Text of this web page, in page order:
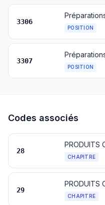
3306
POSITION
3307
POSITION
Codes associés
28
CHAPITRE
29
PRODUITS
CHAPITRE